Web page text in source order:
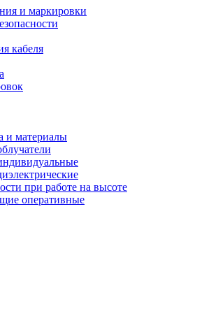
и маркировки
кабеля
и материалы
при работе на высоте
оперативные